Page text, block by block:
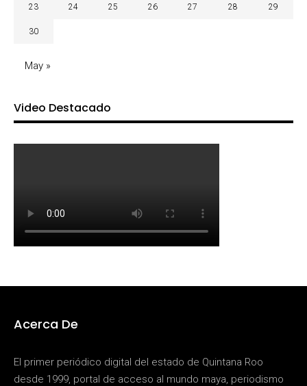
23 24 25 26 27 28 29
30
May »
Video Destacado
Acerca De
El primer periódico digital del estado de Quintana Roo
desde 1999, portal de acceso al mundo maya, periodismo